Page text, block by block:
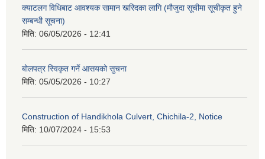
क्याटलग विधिबाट आवश्यक सामान खरिदका लागि (मौजुदा सूचीमा सूचीकृत हुने
सम्बन्धी सूचना)
मिति: 06/05/2026 - 12:41
बोलपत्र स्विकृत गर्ने आसयको सुचना
मिति: 05/05/2026 - 10:27
Construction of Handikhola Culvert, Chichila-2, Notice
मिति: 10/07/2024 - 15:53